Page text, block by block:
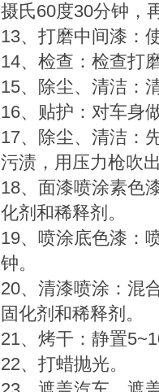
摄氏60度30分钟，
13、打磨中间漆：
14、检查：检查打
15、除尘、清洁：
16、贴护：对车身
17、除尘、清洁：
污渍，用压力枪吹
18、面漆喷涂素色
化剂和稀释剂。
19、喷涂底色漆：
钟。
20、清漆喷涂：混
固化剂和稀释剂。
21、烤干：静置
22、打蜡抛光。